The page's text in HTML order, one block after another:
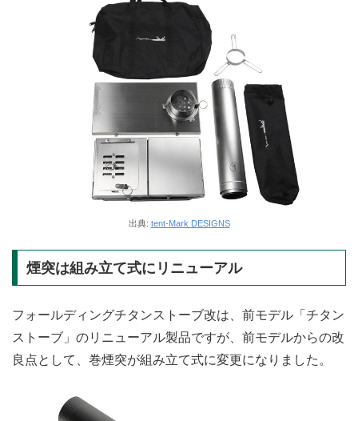
出典: tent-Mark DESIGNS
煙突は組み立て式にリニューアル
フォールディングチタンストーブ改は、前モデル「チタン
ストーブ」のリニューアル製品ですが、前モデルからの改
良点として、巻煙突が組み立て式に変更になりました。